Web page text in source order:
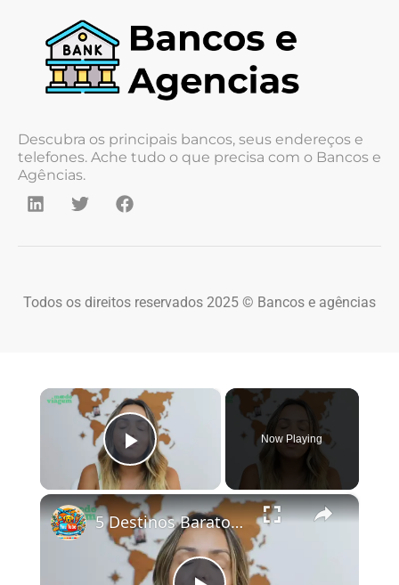
Descubra os principais bancos, seus endereços e
telefones. Ache tudo o que precisa com o Bancos e
Agências.
Todos os direitos reservados 2025 © Bancos e agências
×
Play Video
Now Playing
×
5 Destinos Baratos no Brasil Para Conhecer e Amar! 🇧🇷✨